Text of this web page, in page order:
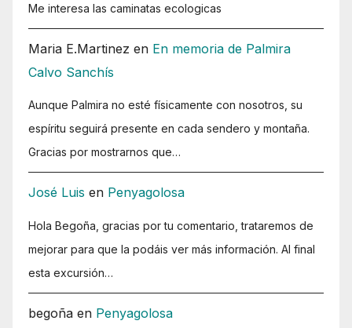
Me interesa las caminatas ecologicas
Maria E.Martinez en En memoria de Palmira
Calvo Sanchís
Aunque Palmira no esté físicamente con nosotros, su
espíritu seguirá presente en cada sendero y montaña.
Gracias por mostrarnos que…
José Luis en Penyagolosa
Hola Begoña, gracias por tu comentario, trataremos de
mejorar para que la podáis ver más información. Al final
esta excursión…
begoña en Penyagolosa